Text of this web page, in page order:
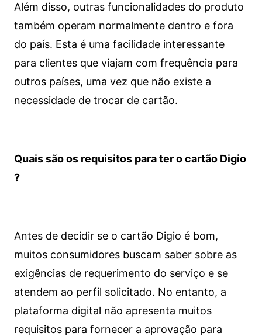
Além disso, outras funcionalidades do produto
também operam normalmente dentro e fora
do país. Esta é uma facilidade interessante
para clientes que viajam com frequência para
outros países, uma vez que não existe a
necessidade de trocar de cartão.
Quais são os requisitos para ter o cartão Digio
?
Antes de decidir se o cartão Digio é bom,
muitos consumidores buscam saber sobre as
exigências de requerimento do serviço e se
atendem ao perfil solicitado. No entanto, a
plataforma digital não apresenta muitos
requisitos para fornecer a aprovação para